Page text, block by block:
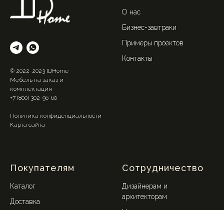
© 2022-2023 IDHome
Мебель на заказ и
комплектация
+7 (800) 302-96-60
Политика конфиденциальности
Карта сайта
О нас
Бизнес-завтраки
Примеры проектов
Контакты
Покупателям
Каталог
Доставка
Сотрудничество
Дизайнерам и
архитекторам